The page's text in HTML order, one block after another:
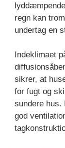
regn kan
undertag en
Indeklimaet
sikrer, at
for fugt og
sundere hus.
god